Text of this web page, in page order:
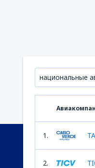
национальные
1.
2.